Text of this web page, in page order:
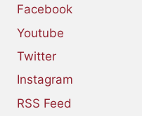
Facebook
Youtube
Twitter
Instagram
RSS Feed